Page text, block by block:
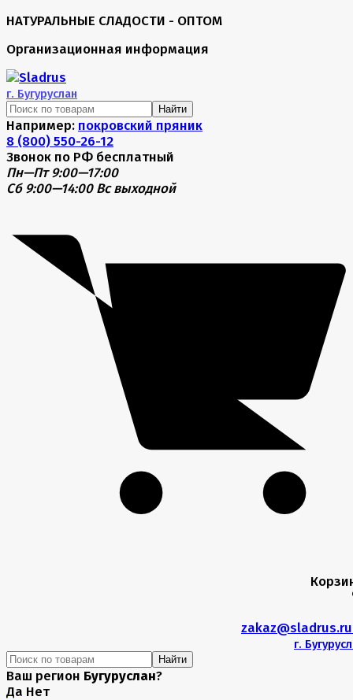
НАТУРАЛЬНЫЕ СЛАДОСТИ - ОПТОМ
Организационная информация
г. Бугуруслан
Найти
Например: покровский пряник
8 (800) 550-26-12
Звонок по РФ бесплатный
Пн—Пт 9:00—17:00
Сб 9:00—14:00 Вс выходной
г.
Найти
Ваш регион Бугуруслан?
Да Нет